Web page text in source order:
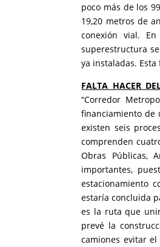
poco más de los
19,20 metros de
conexión vial.
superestructura
ya instaladas.
FALTA HACER
“Corredor
financiamiento de
existen seis
comprenden
Obras Públicas,
importantes,
estacionamiento
estaría concluida
es la ruta que
prevé la
camiones evitar